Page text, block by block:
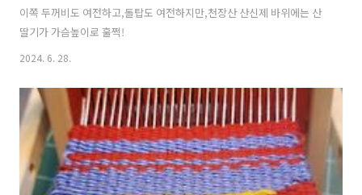
이쪽 두꺼비도 여전하고,돌탑도 여전하지만,천장산 산신제 바위에는 산
딸기가 가슴높이로 훌쩍!
2024. 6. 28.